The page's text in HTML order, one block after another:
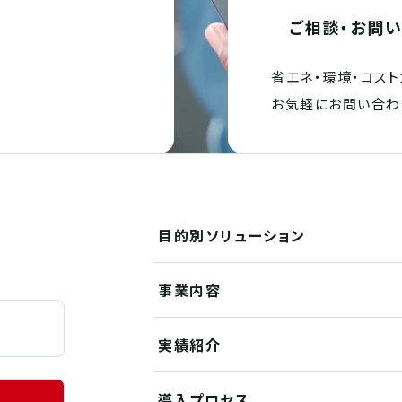
ご相談・お問
省エネ・環境・ コス
お気軽にお問い合わ
目的別ソリューション
事業内容
実績紹介